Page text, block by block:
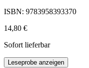
ISBN: 9783958393370
14,80 €
Sofort lieferbar
Leseprobe anzeigen